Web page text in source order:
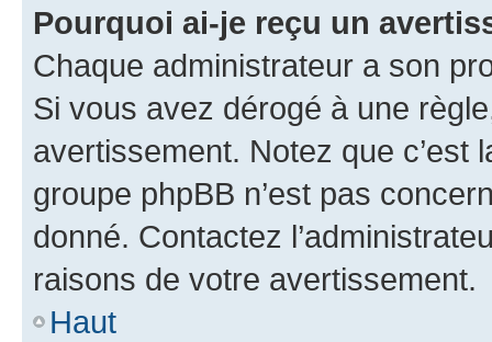
Pourquoi ai-je reçu un
Chaque administrateur a son
Si vous avez dérogé à une
avertissement. Notez que c’est
groupe phpBB n’est pas
donné. Contactez
raisons de votre avertissement.
Haut